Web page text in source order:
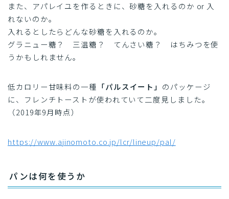
また、アパレイユを作るときに、砂糖を入れるのか or 入
れないのか。
入れるとしたらどんな砂糖を入れるのか。
グラニュー糖？ 三温糖？ てんさい糖？ はちみつを使
うかもしれません。
低カロリー甘味料の一種 「パルスイート」 のパッケージ
に、フレンチトーストが使われていて二度見しました。
（2019年9月時点）
https://www.ajinomoto.co.jp/lcr/lineup/pal/
パンは何を使うか